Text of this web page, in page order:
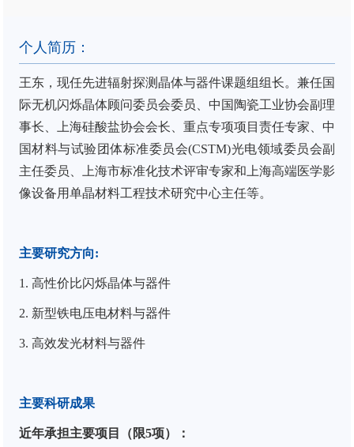
个人简历：
王东，现任先进辐射探测晶体与器件课题组组长。兼任国
际无机闪烁晶体顾问委员会委员、中国陶瓷工业协会副理
事长、上海硅酸盐协会会长、重点专项项目责任专家、中
国材料与试验团体标准委员会(CSTM)光电领域委员会副
主任委员、上海市标准化技术评审专家和上海高端医学影
像设备用单晶材料工程技术研究中心主任等。
主要研究方向:
1. 高性价比闪烁晶体与器件
2. 新型铁电压电材料与器件
3. 高效发光材料与器件
主要科研成果
近年承担主要项目（限5项）：